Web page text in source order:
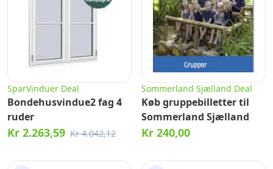
SparVinduer Deal
Bondehusvindue2 fag 4
ruder
Kr 2.263,59 Kr 4.042,12
Sommerland Sjælland Deal
Køb gruppebilletter til
Sommerland Sjælland
Kr 240,00